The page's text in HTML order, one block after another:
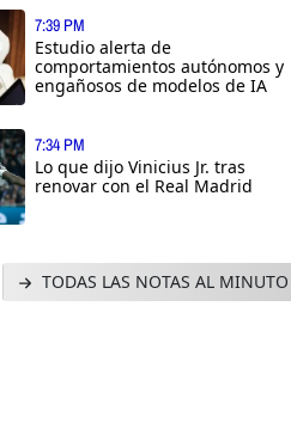
7:39 PM
Estudio alerta de
comportamientos autónomos y
engañosos de modelos de IA
7:34 PM
Lo que dijo Vinicius Jr. tras
renovar con el Real Madrid
TODAS LAS NOTAS AL MINUTO